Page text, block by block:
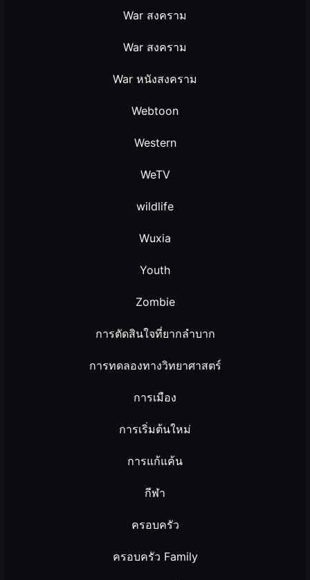
War สงคราม
War สงคราม
War หนังสงคราม
Webtoon
Western
WeTV
wildlife
Wuxia
Youth
Zombie
การตัดสินใจที่ยากลำบาก
การทดลองทางวิทยาศาสตร์
การเมือง
การเริ่มต้นใหม่
การแก้แค้น
กีฬา
ครอบครัว
ครอบครัว Family